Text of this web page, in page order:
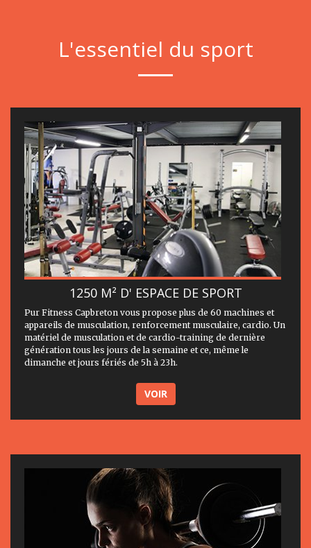
L'essentiel du sport
1250 M² D' ESPACE DE SPORT
Pur Fitness Capbreton vous propose plus de 60 machines et
appareils de musculation, renforcement musculaire, cardio. Un
matériel de musculation et de cardio-training de dernière
génération tous les jours de la semaine et ce, même le
dimanche et jours fériés de 5h à 23h.
VOIR